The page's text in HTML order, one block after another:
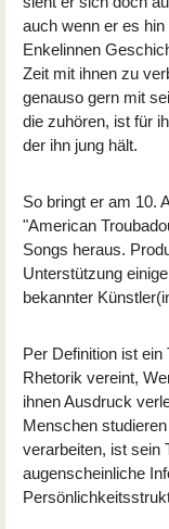
auch wenn er es
Enkelinnen
Zeit mit ihnen zu
genauso gern mit
die zuhören, ist für
der ihn jung hält.
So bringt er am 10.
"American
Songs heraus.
Unterstützung
bekannter
Per Definition ist ein
Rhetorik vereint,
ihnen Ausdruck
Menschen
verarbeiten, ist sein
augenscheinliche